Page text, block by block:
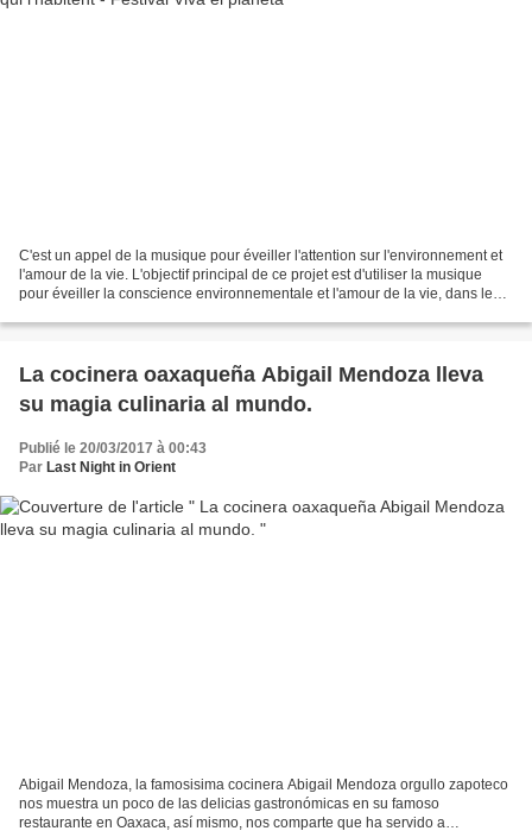
C'est un appel de la musique pour éveiller l'attention sur l'environnement et
l'amour de la vie. L'objectif principal de ce projet est d'utiliser la musique
pour éveiller la conscience environnementale et l'amour de la vie, dans le
La cocinera oaxaqueña Abigail Mendoza lleva
su magia culinaria al mundo.
Publié le 20/03/2017 à 00:43
Par Last Night in Orient
Abigail Mendoza, la famosisima cocinera Abigail Mendoza orgullo zapoteco
nos muestra un poco de las delicias gastronómicas en su famoso
restaurante en Oaxaca, así mismo, nos comparte que ha servido a